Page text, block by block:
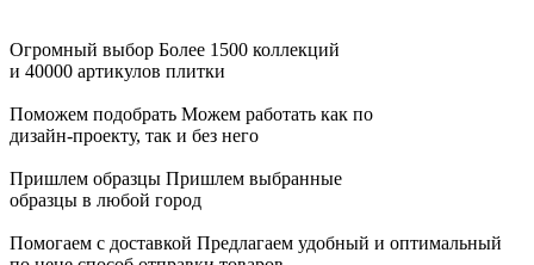
Огромный выбор Более 1500 коллекций
и 40000 артикулов плитки
Поможем подобрать Можем работать как по
дизайн-проекту, так и без него
Пришлем образцы Пришлем выбранные
образцы в любой город
Помогаем с доставкой Предлагаем удобный и оптимальный